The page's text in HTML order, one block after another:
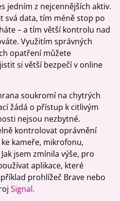
jedním z nejcennějších aktiv.
svá data, tím méně stop po
– a tím větší kontrolu nad
Využitím správných
opatření můžete
si větší bezpečí v online
soukromí na chytrých
žádá o přístup k citlivým
nejsou nezbytné.
kontrolovat oprávnění
kameře, mikrofonu,
jsem zmínila výše, pro
aplikace, které
prohlížeč Brave nebo
Signal.